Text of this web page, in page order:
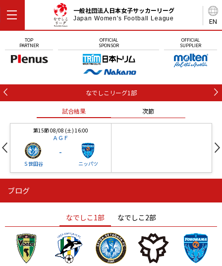
EN
一般社団法人日本女子サッカーリーグ
Japan Women's Football League
TOP
PARTNER
OFFICIAL
SPONSOR
OFFICIAL
SUPPLIER
なでしこリーグ1部
試合結果 次節
第15節 08/08 (土) 16:00
ＡＧＦ
Ｓ世田谷
-
ニッパツ
ニッパツ
ニッパツ 名古屋
石人の星
静岡 愛媛Ｌ
ブログ
なでしこ1部 なでしこ2部